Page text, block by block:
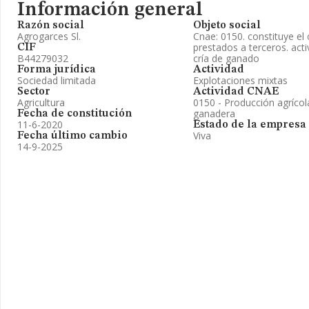
Información general
Razón social
Agrogarces Sl.
CIF
B44279032
Forma jurídica
Sociedad limitada
Sector
Agricultura
Fecha de constitución
11-6-2020
Fecha último cambio
14-9-2025
Objeto social
Cnae: 0150. constituye
prestados a terceros.
cría de ganado
Actividad
Explotaciones mixtas
Actividad CNAE
0150 - Producción
ganadera
Estado de la empresa
Viva